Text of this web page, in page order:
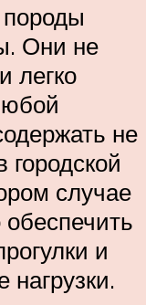
Они не
легко
не
городской
случае
и
нагрузки.